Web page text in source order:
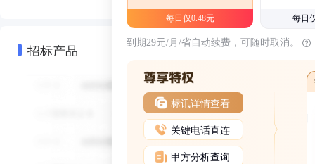
招标产品
每日仅0.48元 每日
到期29元/月/省自动续费，可随时取消。
标讯详情查看
关键电话直连
甲方分析查询